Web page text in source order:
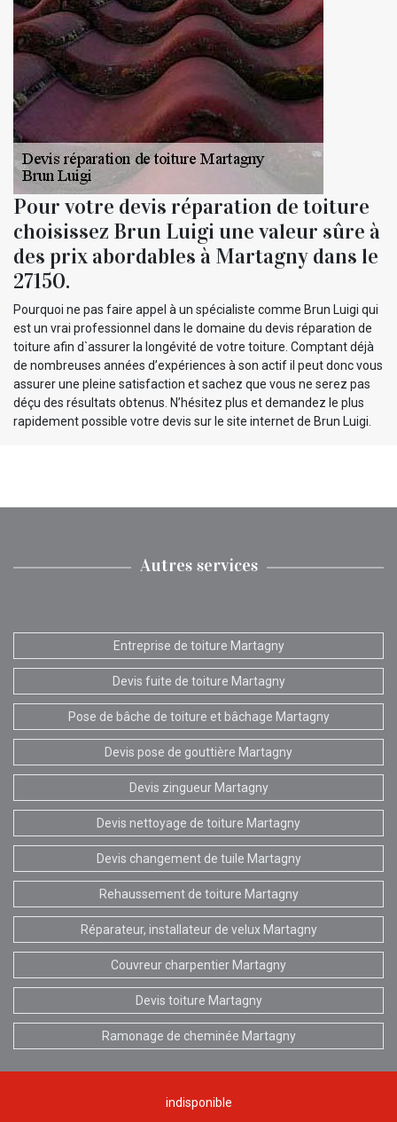
Pour votre devis réparation de toiture
choisissez Brun Luigi une valeur sûre à
des prix abordables à Martagny dans le
27150.
Pourquoi ne pas faire appel à un spécialiste comme Brun Luigi qui
est un vrai professionnel dans le domaine du devis réparation de
toiture afin d`assurer la longévité de votre toiture. Comptant déjà
de nombreuses années d’expériences à son actif il peut donc vous
assurer une pleine satisfaction et sachez que vous ne serez pas
déçu des résultats obtenus. N’hésitez plus et demandez le plus
rapidement possible votre devis sur le site internet de Brun Luigi.
Autres services
Entreprise de toiture Martagny
Devis fuite de toiture Martagny
Pose de bâche de toiture et bâchage Martagny
Devis pose de gouttière Martagny
Devis zingueur Martagny
Devis nettoyage de toiture Martagny
Devis changement de tuile Martagny
Rehaussement de toiture Martagny
Réparateur, installateur de velux Martagny
Couvreur charpentier Martagny
Devis toiture Martagny
Ramonage de cheminée Martagny
indisponible